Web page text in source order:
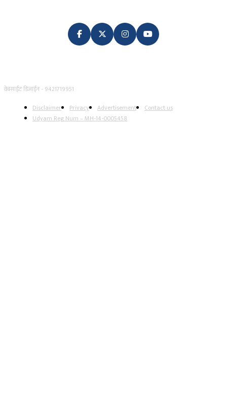
वेबसाईट डिजाईन - 9421719951
Disclaimer
Privacy Advertisement
Contact us
Udyam Reg Num – MH-14-0005458